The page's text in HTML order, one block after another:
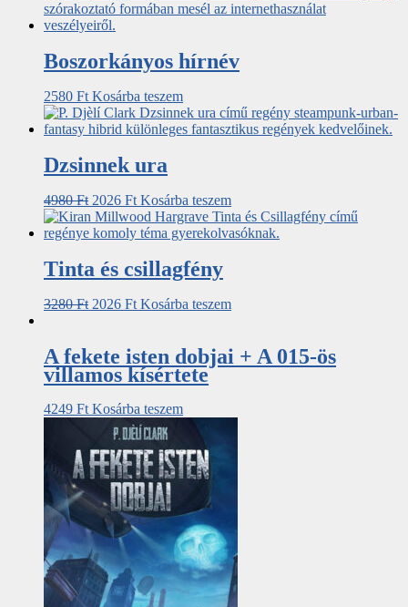
Boszorkányos hírnév
2580 Ft Kosárba teszem
Dzsinnek ura
4980Ft 2026 Ft Kosárba teszem
Tinta és csillagfény
3280Ft 2026 Ft Kosárba teszem
A fekete isten dobjai + A 015-ös
villamos kísértete
4249 Ft Kosárba teszem